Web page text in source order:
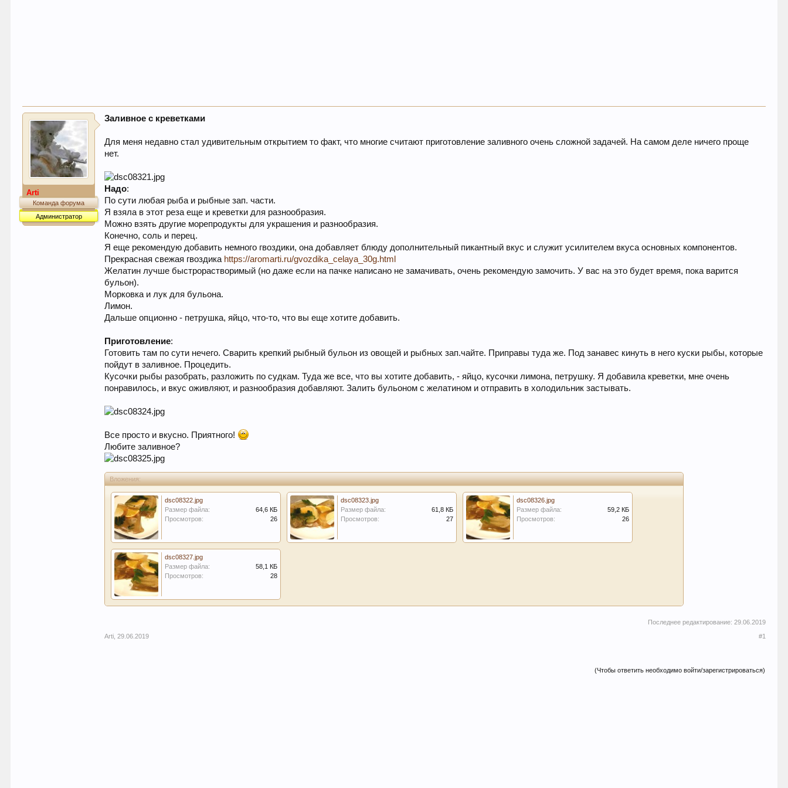
Arti
Команда форума
Администратор
Заливное с креветками
Для меня недавно стал удивительным открытием то факт, что многие считают приготовление заливного очень сложной задачей. На самом деле ничего проще
нет.
Надо:
По сути любая рыба и рыбные зап. части.
Я взяла в этот реза еще и креветки для разнообразия.
Можно взять другие морепродукты для украшения и разнообразия.
Конечно, соль и перец.
Я еще рекомендую добавить немного гвоздики, она добавляет блюду дополнительный пикантный вкус и служит усилителем вкуса основных компонентов.
Прекрасная свежая гвоздика https://aromarti.ru/gvozdika_celaya_30g.html
Желатин лучше быстрорастворимый (но даже если на пачке написано не замачивать, очень рекомендую замочить. У вас на это будет время, пока варится
бульон).
Морковка и лук для бульона.
Лимон.
Дальше опционно - петрушка, яйцо, что-то, что вы еще хотите добавить.
Приготовление:
Готовить там по сути нечего. Сварить крепкий рыбный бульон из овощей и рыбных зап.чайте. Приправы туда же. Под занавес кинуть в него куски рыбы, которые
пойдут в заливное. Процедить.
Кусочки рыбы разобрать, разложить по судкам. Туда же все, что вы хотите добавить, - яйцо, кусочки лимона, петрушку. Я добавила креветки, мне очень
понравилось, и вкус оживляют, и разнообразия добавляют. Залить бульоном с желатином и отправить в холодильник застывать.
Все просто и вкусно. Приятного!
Любите заливное?
Вложения:
dsc08322.jpg
Размер файла:
64,6 КБ
Просмотров:
26
dsc08323.jpg
Размер файла:
61,8 КБ
Просмотров:
27
dsc08326.jpg
Размер файла:
59,2 КБ
Просмотров:
26
dsc08327.jpg
Размер файла:
58,1 КБ
Просмотров:
28
Последнее редактирование: 29.06.2019
Arti 29.06.2019 #1
(Чтобы ответить необходимо войти/зарегистрироваться)